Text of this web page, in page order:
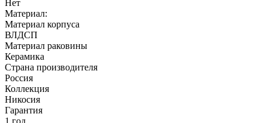
Нет
Материал:
Материал корпуса
ВЛДСП
Материал раковины
Керамика
Страна производителя
Россия
Коллекция
Никосия
Гарантия
1 год